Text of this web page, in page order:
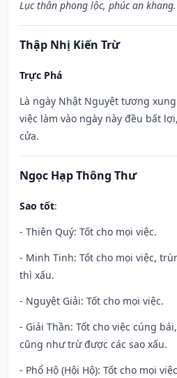
Lục thân phong lộc, phúc an
Thập Nhị Kiến Trừ
Trực Phá
Là ngày Nhật Nguyệt tương
việc làm vào ngày này đều bất
cửa.
Ngọc Hạp Thông Thư
Sao tốt:
- Thiên Quý: Tốt cho mọi việc.
- Minh Tinh: Tốt cho mọi việc,
thì xấu.
- Nguyệt Giải: Tốt cho mọi việc.
- Giải Thần: Tốt cho việc cúng
cũng như trừ được các sao xấu.
- Phổ Hộ (Hội Hộ): Tốt cho mọi